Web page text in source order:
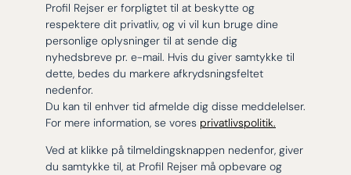
Profil Rejser er forpligtet til at beskytte og
respektere dit privatliv, og vi vil kun bruge dine
personlige oplysninger til at sende dig
nyhedsbreve pr. e-mail. Hvis du giver samtykke til
dette, bedes du markere afkrydsningsfeltet
nedenfor.
Du kan til enhver tid afmelde dig disse meddelelser.
For mere information, se vores privatlivspolitik.
Ved at klikke på tilmeldingsknappen nedenfor, giver
du samtykke til, at Profil Rejser må opbevare og